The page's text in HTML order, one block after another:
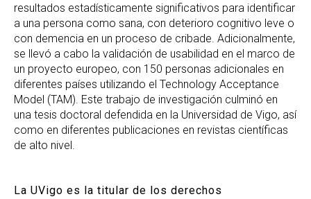
resultados estadísticamente significativos para identificar
a una persona como sana, con deterioro cognitivo leve o
con demencia en un proceso de cribade. Adicionalmente,
se llevó a cabo la validación de usabilidad en el marco de
un proyecto europeo, con 150 personas adicionales en
diferentes países utilizando el Technology Acceptance
Model (TAM). Este trabajo de investigación culminó en
una tesis doctoral defendida en la Universidad de Vigo, así
como en diferentes publicaciones en revistas científicas
de alto nivel.
La UVigo es la titular de los derechos